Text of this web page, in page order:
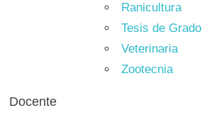
Docente
Ranicultura
Tesis de Grado
Veterinaria
Zootecnia